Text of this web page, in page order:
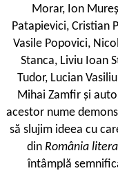
Morar, Ion
Patapievici, Cristian
Vasile Popovici,
Stanca, Liviu Ioan
Tudor, Lucian
Mihai Zamfir și
acestor nume
să slujim ideea cu
din România
întâmplă